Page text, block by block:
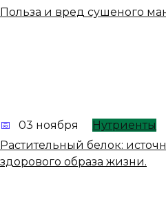
Польза и вред сушеного
03 ноября
Нутриенты
Растительный белок:
здорового образа жизни.